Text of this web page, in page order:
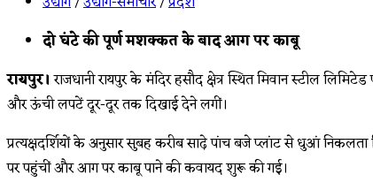
category:
दो घंटे की पूर्ण मशक्कत के बाद आग पर काबू
रायपुर।राजधानी रायपुर के मंदिर हसौद क्षेत्र स्थित मिवान स्टील
और ऊंची लपटें दूर-दूर तक दिखाई देने लगीं।
प्रत्यक्षदर्शियों के अनुसार सुबह करीब साढ़े पांच बजे प्लांट से धुआं
पर पहुंचीं और आग पर काबू पाने की कवायद शुरू की गई।